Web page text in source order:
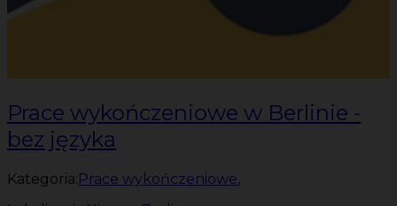
Prace wykończeniowe w Berlinie -
bez języka
Kategoria: Prace wykończeniowe,